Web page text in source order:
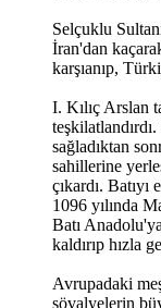
Selçuklu
İran'dan
karşıanıp,
I. Kılıç Arslan
sağladıktan
sahillerine
çıkardı.
1096 yılında
Batı
kaldırıp hızla
Avrupadaki
şövalyelerin